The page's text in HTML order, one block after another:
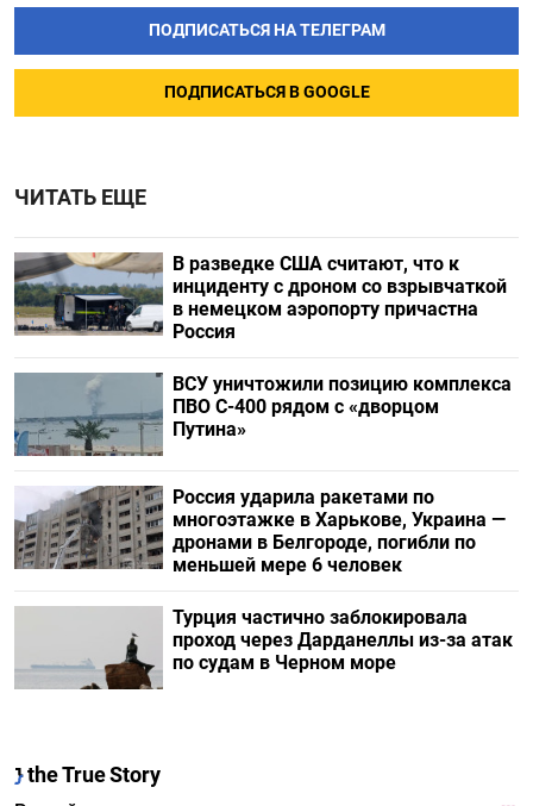
ПОДПИСАТЬСЯ НА ТЕЛЕГРАМ
ПОДПИСАТЬСЯ В GOOGLE
ЧИТАТЬ ЕЩЕ
В разведке США считают, что к
инциденту с дроном со взрывчаткой
в немецком аэропорту причастна
Россия
ВСУ уничтожили позицию комплекса
ПВО С-400 рядом с «дворцом
Путина»
Россия ударила ракетами по
многоэтажке в Харькове, Украина —
дронами в Белгороде, погибли по
меньшей мере 6 человек
Турция частично заблокировала
проход через Дарданеллы из-за атак
по судам в Черном море